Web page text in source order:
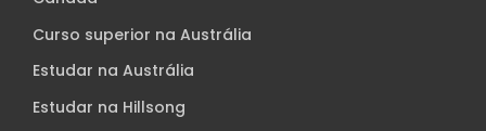
Curso superior na Austrália
Estudar na Austrália
Estudar na Hillsong